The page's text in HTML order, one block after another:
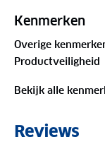
alles wat je
ondergrond te
Jouw voordelen
Extra
Afneembare
Kenmerken
Overige
Productveiligheid
Bekijk alle
Reviews